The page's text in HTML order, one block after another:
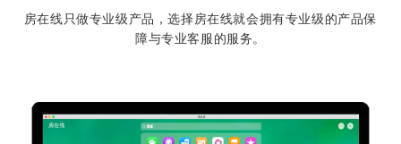
房在线只做专业级产品，选择房在线就会拥有专业级的产品保
障与专业客服的服务。